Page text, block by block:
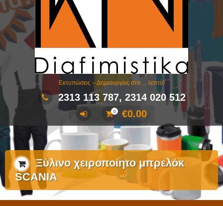
Εκτυπώσεις – Δημιουργίες στο… λεπτό!
2313 113 787, 2314 020 512
0 €0.00
Ξύλινο χειροποίητο μπρελόκ
SCANIA